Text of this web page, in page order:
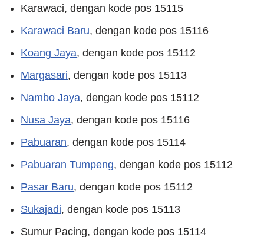
Karawaci, dengan kode pos 15115
Karawaci Baru, dengan kode pos 15116
Koang Jaya, dengan kode pos 15112
Margasari, dengan kode pos 15113
Nambo Jaya, dengan kode pos 15112
Nusa Jaya, dengan kode pos 15116
Pabuaran, dengan kode pos 15114
Pabuaran Tumpeng, dengan kode pos 15112
Pasar Baru, dengan kode pos 15112
Sukajadi, dengan kode pos 15113
Sumur Pacing, dengan kode pos 15114